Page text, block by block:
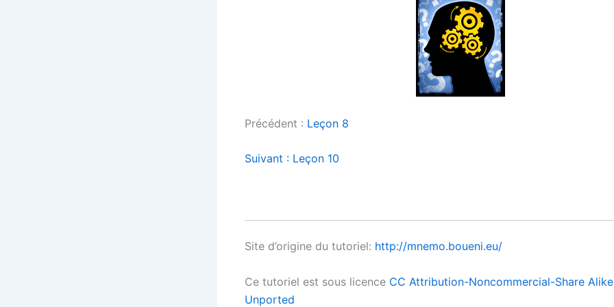
Précédent : Leçon 8
Suivant : Leçon 10
Site d’origine du tutoriel: http://mnemo.boueni.eu/
Ce tutoriel est sous licence CC Attribution-Noncommercial-Share
Unported